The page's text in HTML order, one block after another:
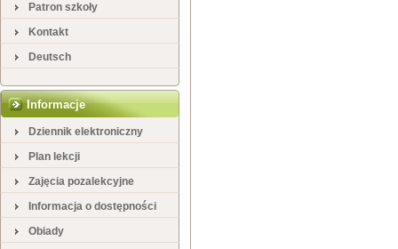
Patron szkoły
Kontakt
Deutsch
Informacje
Dziennik elektroniczny
Plan lekcji
Zajęcia pozalekcyjne
Informacja o dostępności
Obiady